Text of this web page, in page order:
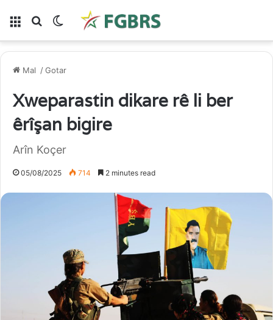
Lîste Gera li serSwitch skin
Mal /Gotar
Xweparastin dikare rê li ber
êrîşan bigire
Arîn Koçer
05/08/2025 714 2 minutes read